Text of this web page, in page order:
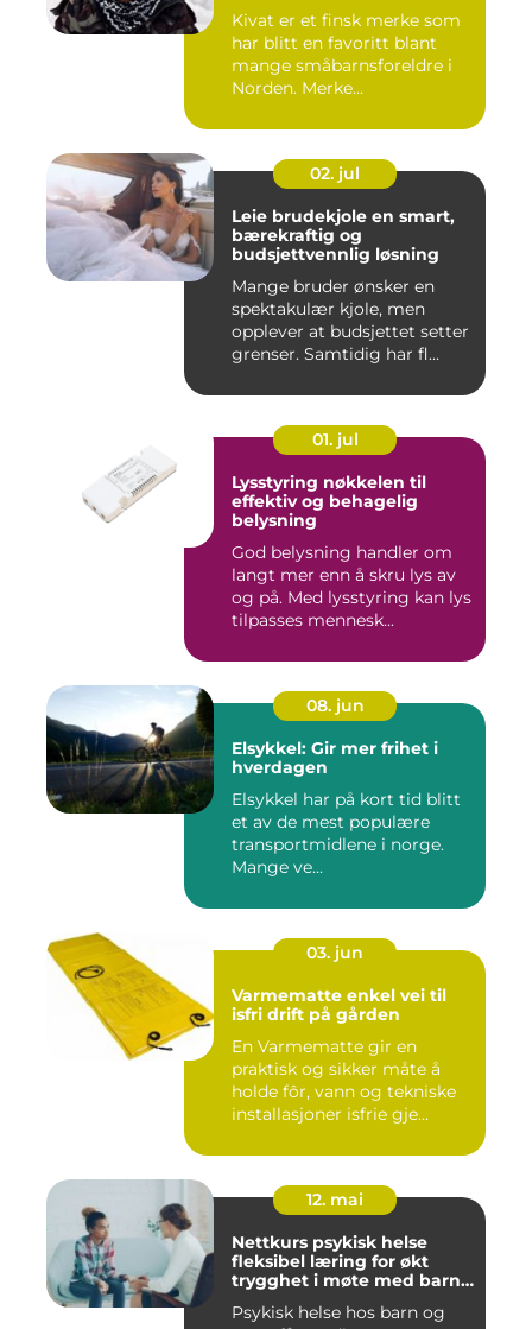
Kivat er et finsk merke som
har blitt en favoritt blant
mange småbarnsforeldre i
Norden. Merke...
02. jul
Leie brudekjole en smart,
bærekraftig og
budsjettvennlig løsning
Mange bruder ønsker en
spektakulær kjole, men
opplever at budsjettet setter
grenser. Samtidig har fl...
01. jul
Lysstyring nøkkelen til
effektiv og behagelig
belysning
God belysning handler om
langt mer enn å skru lys av
og på. Med lysstyring kan lys
tilpasses mennesk...
08. jun
Elsykkel: Gir mer frihet i
hverdagen
Elsykkel har på kort tid blitt
et av de mest populære
transportmidlene i norge.
Mange ve...
03. jun
Varmematte enkel vei til
isfri drift på gården
En Varmematte gir en
praktisk og sikker måte å
holde fôr, vann og tekniske
installasjoner isfrie gje...
12. mai
Nettkurs psykisk helse
fleksibel læring for økt
trygghet i møte med barn
Psykisk helse hos barn og